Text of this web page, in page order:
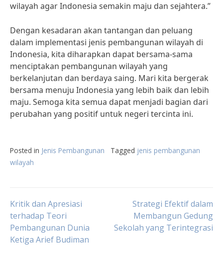
wilayah agar Indonesia semakin maju dan sejahtera.”
Dengan kesadaran akan tantangan dan peluang
dalam implementasi jenis pembangunan wilayah di
Indonesia, kita diharapkan dapat bersama-sama
menciptakan pembangunan wilayah yang
berkelanjutan dan berdaya saing. Mari kita bergerak
bersama menuju Indonesia yang lebih baik dan lebih
maju. Semoga kita semua dapat menjadi bagian dari
perubahan yang positif untuk negeri tercinta ini.
Posted in Jenis Pembangunan Tagged jenis pembangunan
wilayah
Post
navigation
Kritik dan Apresiasi
terhadap Teori
Pembangunan Dunia
Ketiga Arief Budiman
Strategi Efektif dalam
Membangun Gedung
Sekolah yang Terintegrasi